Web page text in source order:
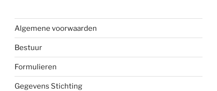
Algemene voorwaarden
Bestuur
Formulieren
Gegevens Stichting